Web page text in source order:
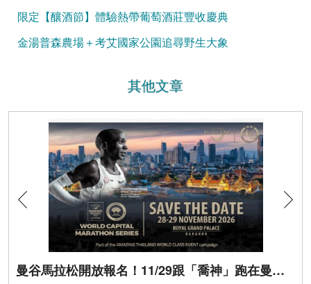
限定【釀酒節】體驗熱帶葡萄酒莊豐收慶典
金湯普森農場＋考艾國家公園追尋野生大象
其他文章
曼谷馬拉松開放報名！11/29跟「喬神」跑在曼谷街頭